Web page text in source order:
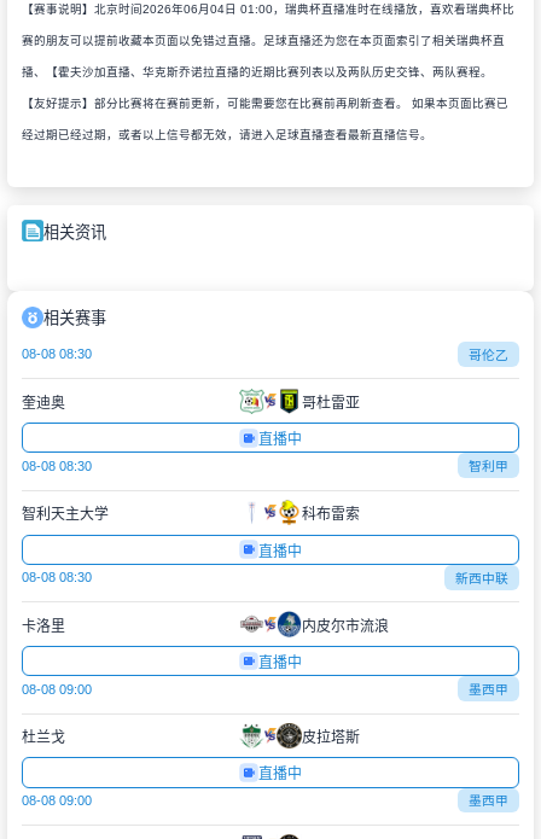
【赛事说明】北京时间2026年06月04日 01:00，瑞典杯直播准时在线播放，喜欢看瑞典杯比
赛的朋友可以提前收藏本页面以免错过直播。足球直播还为您在本页面索引了相关瑞典杯直
播、【霍夫沙加直播、华克斯乔诺拉直播的近期比赛列表以及两队历史交锋、两队赛程。
【友好提示】部分比赛将在赛前更新，可能需要您在比赛前再刷新查看。 如果本页面比赛已
经过期已经过期，或者以上信号都无效，请进入足球直播查看最新直播信号。
相关资讯
相关赛事
08-08 08:30 哥伦乙
奎迪奥 哥杜雷亚
直播中
08-08 08:30 智利甲
智利天主大学 科布雷索
直播中
08-08 08:30 新西中联
卡洛里 内皮尔市流浪
直播中
08-08 09:00 墨西甲
杜兰戈 皮拉塔斯
直播中
08-08 09:00 墨西甲